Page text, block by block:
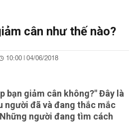
cân như thế nào?
10:00 | 04/06/2018
bạn giảm cân không?" Đây là
người đã và đang thắc mắc
người đang tìm cách